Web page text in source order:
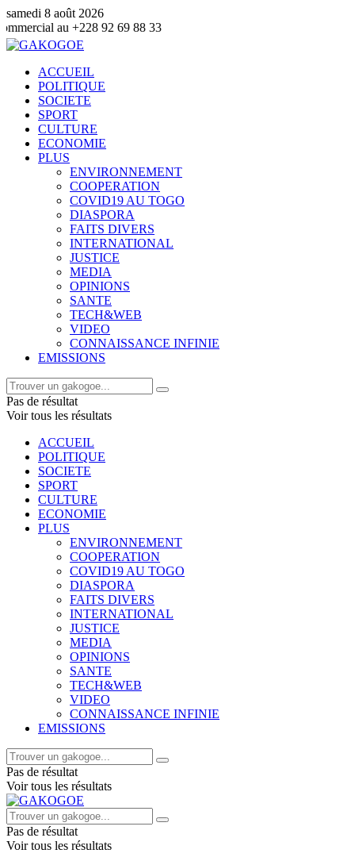
samedi 8 août 2026
92 69 88 33
ACCUEIL
POLITIQUE
SOCIETE
SPORT
CULTURE
ECONOMIE
PLUS
ENVIRONNEMENT
COOPERATION
COVID19 AU TOGO
DIASPORA
FAITS DIVERS
INTERNATIONAL
JUSTICE
MEDIA
OPINIONS
SANTE
TECH&WEB
VIDEO
CONNAISSANCE INFINIE
EMISSIONS
Pas de résultat
Voir tous les résultats
ACCUEIL
POLITIQUE
SOCIETE
SPORT
CULTURE
ECONOMIE
PLUS
ENVIRONNEMENT
COOPERATION
COVID19 AU TOGO
DIASPORA
FAITS DIVERS
INTERNATIONAL
JUSTICE
MEDIA
OPINIONS
SANTE
TECH&WEB
VIDEO
CONNAISSANCE INFINIE
EMISSIONS
Pas de résultat
Voir tous les résultats
Pas de résultat
Voir tous les résultats